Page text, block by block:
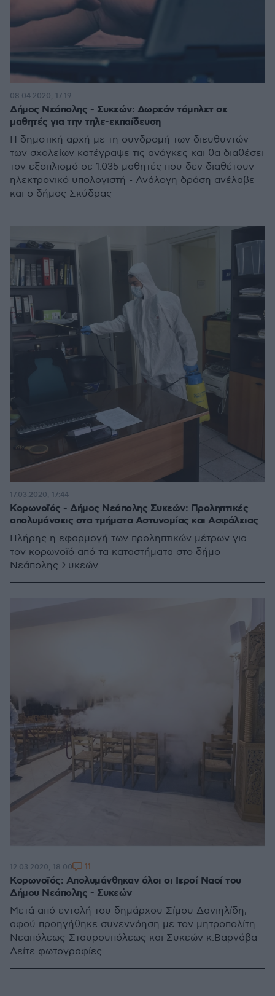
Δήμος Νεάπολης - Συκεών: Δωρεάν τάμπλετ σε
μαθητές για την τηλε-εκπαίδευση
Η δημοτική αρχή με τη συνδρομή των διευθυντών
των σχολείων κατέγραψε τις ανάγκες και θα διαθέσει
τον εξοπλισμό σε 1.035 μαθητές που δεν διαθέτουν
ηλεκτρονικό υπολογιστή - Ανάλογη δράση ανέλαβε
και ο δήμος Σκύδρας
08.04.2020, 17:19
Κορωνοϊός - Δήμος Νεάπολης Συκεών: Προληπτικές
απολυμάνσεις στα τμήματα Αστυνομίας και Ασφάλειας
Πλήρης η εφαρμογή των προληπτικών μέτρων για
τον κορωνοϊό από τα καταστήματα στο δήμο
Νεάπολης Συκεών
17.03.2020, 17:44
Κορωνοϊός: Απολυμάνθηκαν όλοι οι Ιεροί Ναοί του
Δήμου Νεάπολης - Συκεών
Μετά από εντολή του δημάρχου Σίμου Δανιηλίδη,
αφού προηγήθηκε συνεννόηση με τον μητροπολίτη
Νεαπόλεως-Σταυρουπόλεως και Συκεών κ.Βαρνάβα -
Δείτε φωτογραφίες
12.03.2020, 18:00 11